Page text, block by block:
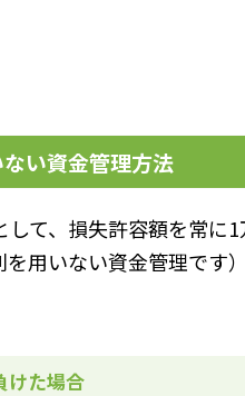
い資金管理方法
して、損失許容額を常に1
用いない資金管理です）
けた場合